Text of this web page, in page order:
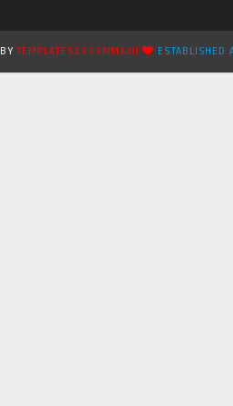
BYTEMPLATES2909MMXXII ESTABLISHED